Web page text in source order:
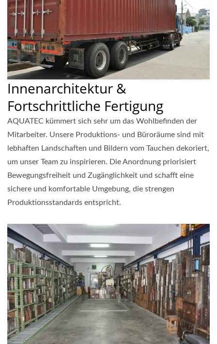
Innenarchitektur &
Fortschrittliche Fertigung
AQUATEC kümmert sich sehr um das Wohlbefinden der
Mitarbeiter. Unsere Produktions- und Büroräume sind mit
lebhaften Landschaften und Bildern vom Tauchen dekoriert,
um unser Team zu inspirieren. Die Anordnung priorisiert
Bewegungsfreiheit und Zugänglichkeit und schafft eine
sichere und komfortable Umgebung, die strengen
Produktionsstandards entspricht.